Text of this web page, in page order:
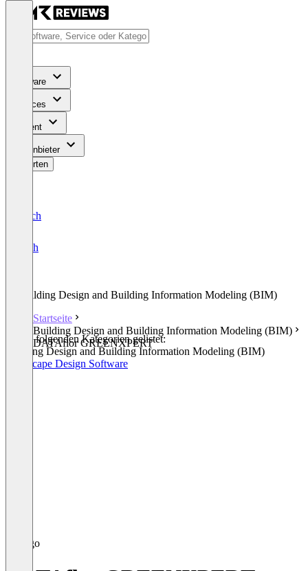
Software
Services
Content
Für Anbieter
Bewerten
Deutsch
English
Building Design and Building Information Modeling (BIM)
Startseite
Building Design and Building Information Modeling (BIM)
DATAflor GREENXPERT
In den folgenden Kategorien gelistet:
Building Design and Building Information Modeling (BIM)
Landscape Design Software